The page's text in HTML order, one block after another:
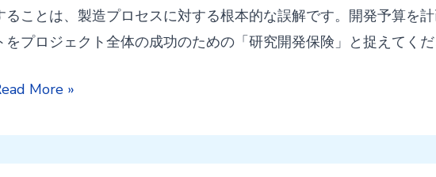
ることは、製造プロセスに対する根本的な誤解です。開発予算を
をプロジェクト全体の成功のための「研究開発保険」と捉えてくだ
More »